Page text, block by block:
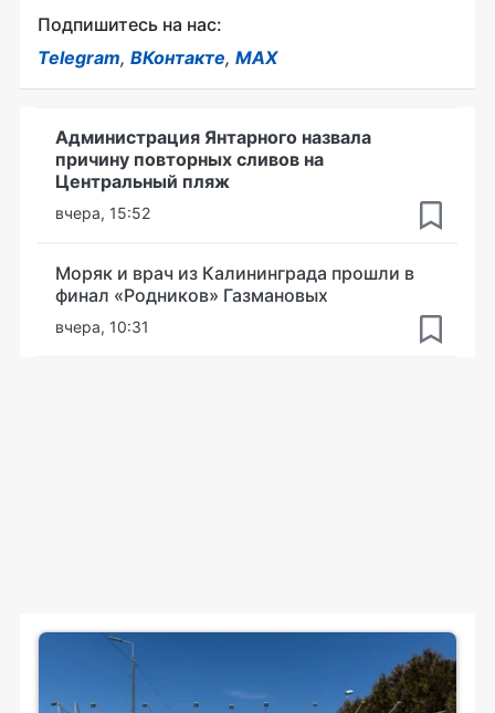
Подпишитесь на нас:
Telegram, ВКонтакте, MAX
Администрация Янтарного назвала
причину повторных сливов на
Центральный пляж
вчера, 15:52
Моряк и врач из Калининграда прошли в
финал «Родников» Газмановых
вчера, 10:31